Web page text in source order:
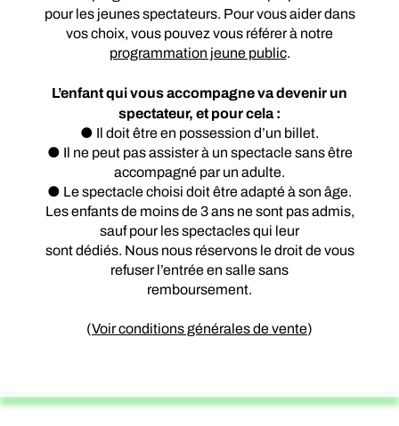
pour les jeunes spectateurs. Pour vous aider dans
vos choix, vous pouvez vous référer à notre
programmation jeune public.
L’enfant qui vous accompagne va devenir un
spectateur, et pour cela :
● Il doit être en possession d’un billet.
● Il ne peut pas assister à un spectacle sans être
accompagné par un adulte.
● Le spectacle choisi doit être adapté à son âge.
Les enfants de moins de 3 ans ne sont pas admis,
sauf pour les spectacles qui leur
sont dédiés. Nous nous réservons le droit de vous
refuser l’entrée en salle sans
remboursement.
(Voir conditions générales de vente)